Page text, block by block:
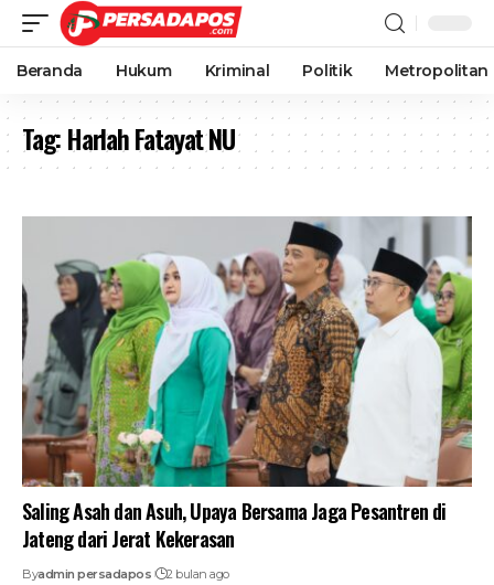
Beranda Hukum Kriminal Politik Metropolitan
Tag:Harlah Fatayat NU
Saling Asah dan Asuh, Upaya Bersama Jaga Pesantren di
Jateng dari Jerat Kekerasan
Byadmin persadapos 2 bulan ago